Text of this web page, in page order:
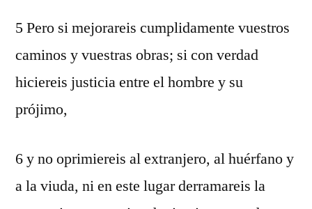
5 Pero si mejorareis cumplidamente vuestros
caminos y vuestras obras; si con verdad
hiciereis justicia entre el hombre y su
prójimo,
6 y no oprimiereis al extranjero, al huérfano y
a la viuda, ni en este lugar derramareis la